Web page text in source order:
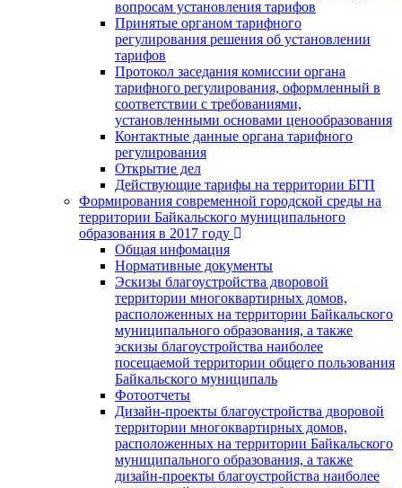
вопросам установления тарифов
Принятые органом тарифного
регулирования решения об установлении
тарифов
Протокол заседания комиссии органа
тарифного регулирования, оформленный в
соответствии с требованиями,
установленными основами ценообразования
Контактные данные органа тарифного
регулирования
Открытие дел
Действующие тарифы на территории БГП
Формирования современной городской среды на
территории Байкальского муниципального
образования в 2017 году
Общая инфомация
Нормативные документы
Эскизы благоустройства дворовой
территории многоквартирных домов,
расположенных на территории Байкальского
муниципального образования, а также
эскизы благоустройства наиболее
посещаемой территории общего пользования
Байкальского муниципаль
Фотоотчеты
Дизайн-проекты благоустройства дворовой
территории многоквартирных домов,
расположенных на территории Байкальского
муниципального образования, а также
дизайн-проекты благоустройства наиболее